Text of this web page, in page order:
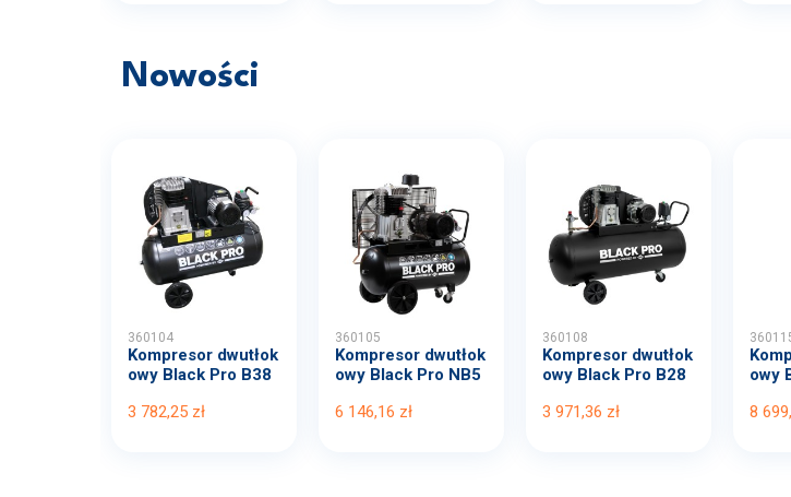
Nowości
360104
Kompresor dwutłok
owy Black Pro B38
3 782,25 zł
360105
Kompresor dwutłok
owy Black Pro NB5
6 146,16 zł
360108
Kompresor dwutłok
owy Black Pro B28
3 971,36 zł
owy
8